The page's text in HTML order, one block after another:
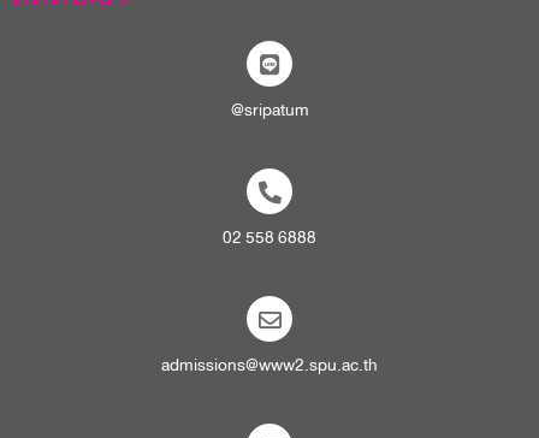
@sripatum
02 558 6888
admissions@www2.spu.ac.th